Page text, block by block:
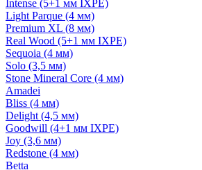
Intense (5+1 мм IXPE)
Light Parque (4 мм)
Premium XL (8 мм)
Real Wood (5+1 мм IXPE)
Sequoia (4 мм)
Solo (3,5 мм)
Stone Mineral Core (4 мм)
Amadei
Bliss (4 мм)
Delight (4,5 мм)
Goodwill (4+1 мм IXPE)
Joy (3,6 мм)
Redstone (4 мм)
Betta